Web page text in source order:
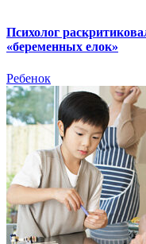
Психолог
«беременных елок»
Ребенок